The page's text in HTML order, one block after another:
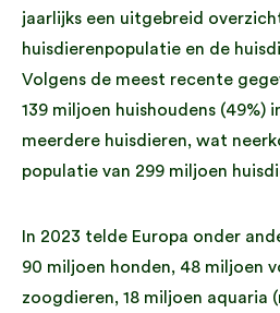
jaarlijks een uitgebreid
huisdierenpopulatie en de
Volgens de meest recente
139 miljoen huishoudens (49%)
meerdere huisdieren, wat
populatie van 299 miljoen
In 2023 telde Europa onder
90 miljoen honden, 48 miljoen
zoogdieren, 18 miljoen aquaria